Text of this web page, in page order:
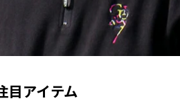
目アイテム